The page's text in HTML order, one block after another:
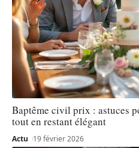
Baptême civil prix : astuces
tout en restant élégant
Actu 19 février 2026